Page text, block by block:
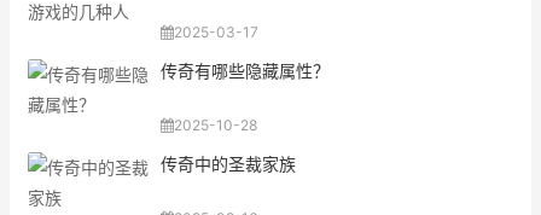
2025-03-17
传奇有哪些隐藏属性？
2025-10-28
传奇中的圣裁家族